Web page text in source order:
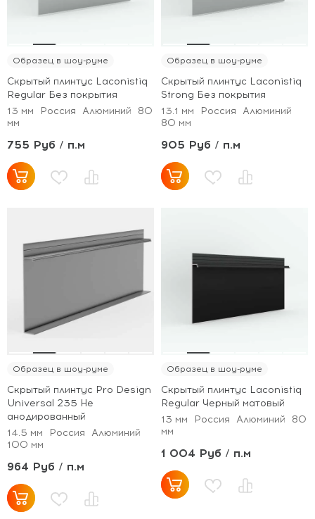
Образец в шоу-руме
Скрытый плинтус Laconistiq
Regular Без покрытия
13 мм
Россия Алюминий
80
мм
755 Руб / п.м
Образец в шоу-руме
Скрытый плинтус Laconistiq
Strong Без покрытия
13.1 мм
Россия Алюминий
80 мм
905 Руб / п.м
Образец в шоу-руме
Скрытый плинтус Pro Design
Universal 235 Не
анодированный
14.5 мм
Россия Алюминий
100 мм
964 Руб / п.м
Образец в шоу-руме
Скрытый плинтус Laconistiq
Regular Черный матовый
13 мм
Россия Алюминий
80
мм
1 004 Руб / п.м